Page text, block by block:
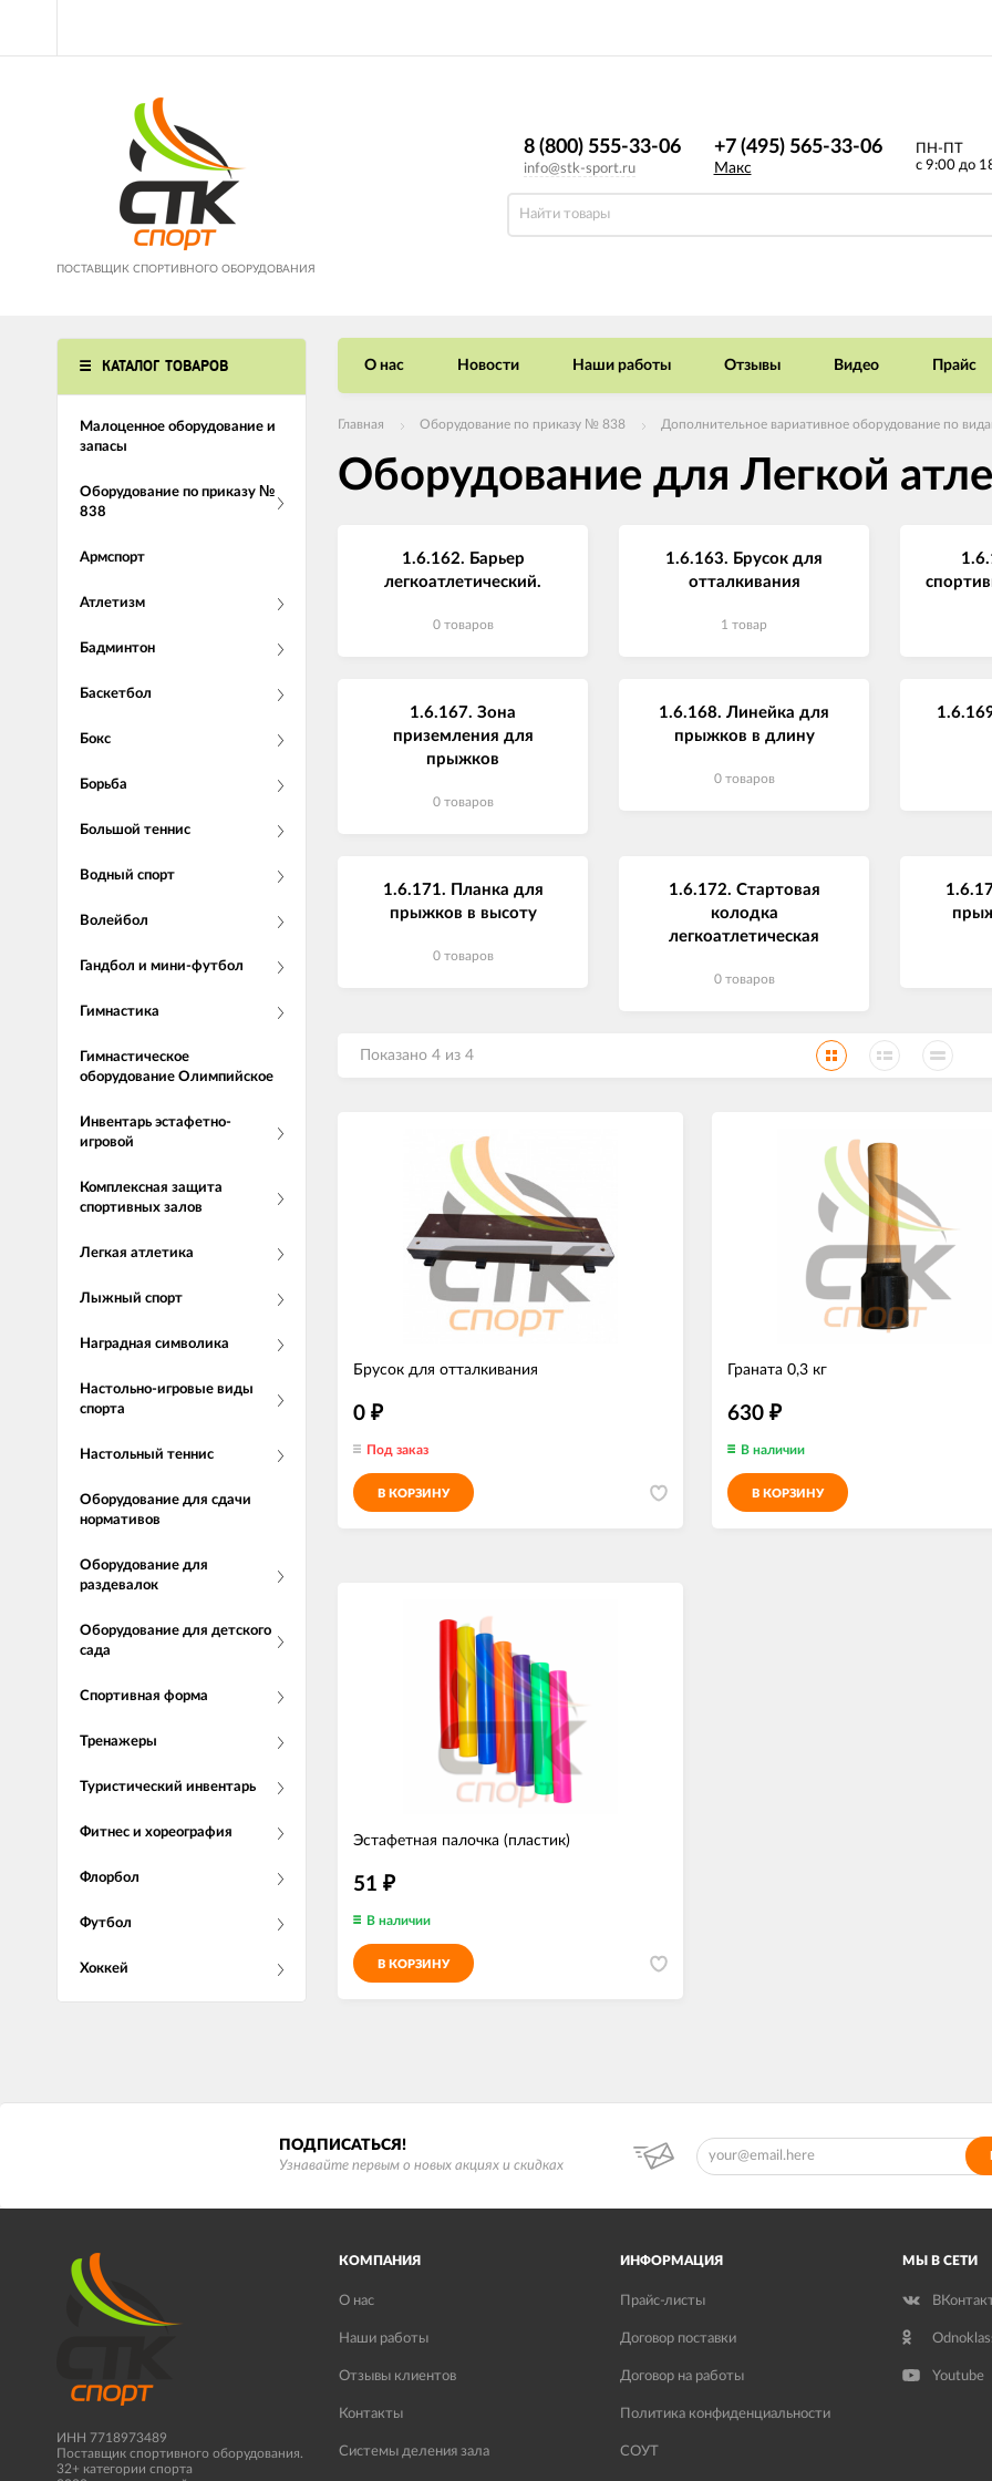
ПОСТАВЩИК СПОРТИВНОГО ОБОРУДОВАНИЯ
8 (800) 555-33-06
info@stk-sport.ru
+7 (495) 565-33-06
Макс
ПН-ПТ
с 9:00 до
КАТАЛОГ ТОВАРОВ
Малоценное оборудование и
запасы
Оборудование по приказу №
838
Армспорт
Атлетизм
Бадминтон
Баскетбол
Бокс
Борьба
Большой теннис
Водный спорт
Волейбол
Гандбол и мини-футбол
Гимнастика
Гимнастическое
оборудование Олимпийское
Инвентарь эстафетно-
игровой
Комплексная защита
спортивных залов
Легкая атлетика
Лыжный спорт
Наградная символика
Настольно-игровые виды
спорта
Настольный теннис
Оборудование для сдачи
нормативов
Оборудование для
раздевалок
Оборудование для детского
сада
Спортивная форма
Тренажеры
Туристический инвентарь
Фитнес и хореография
Флорбол
Футбол
Хоккей
О нас Новости Наши работы Отзывы Видео Прайс
Главная Оборудование по приказу № 838 Дополнительное вариативное оборудование по
Оборудование для Легкой
1.6.162. Барьер
легкоатлетический.
0 товаров
1.6.163. Брусок для
отталкивания
1 товар
1.6.167. Зона
приземления для
прыжков
0 товаров
1.6.168. Линейка для
прыжков в длину
0 товаров
1.6.171. Планка для
прыжков в высоту
0 товаров
1.6.172. Стартовая
колодка
легкоатлетическая
0 товаров
Показано 4 из 4
Брусок для отталкивания
0 ₽
Под заказ
В КОРЗИНУ
Граната 0,3 кг
630 ₽
В наличии
В КОРЗИНУ
Эстафетная палочка (пластик)
51 ₽
В наличии
В КОРЗИНУ
ПОДПИСАТЬСЯ!
Узнавайте первым о новых акциях и скидках
ИНН 7718973489
Поставщик спортивного оборудования.
32+ категории спорта
КОМПАНИЯ
О нас
Наши работы
Отзывы клиентов
Контакты
Системы деления зала
ИНФОРМАЦИЯ
Прайс-листы
Договор поставки
Договор на работы
Политика конфиденциальности
СОУТ
МЫ В СЕТИ
Youtube